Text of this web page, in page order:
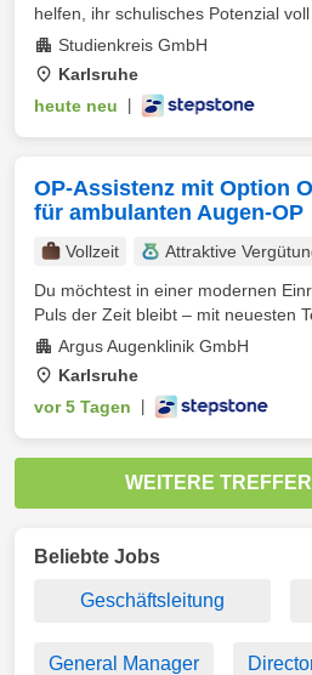
helfen, ihr schulisches Potenzial voll
Studienkreis GmbH
Karlsruhe
heute neu
OP-Assistenz mit Option
für ambulanten Augen-OP
Vollzeit Attraktive
Du möchtest in einer modernen
Puls der Zeit bleibt – mit neuesten
Argus Augenklinik GmbH
Karlsruhe
vor 5 Tagen
WEITERE
Beliebte Jobs
Geschäftsleitung
General Manager